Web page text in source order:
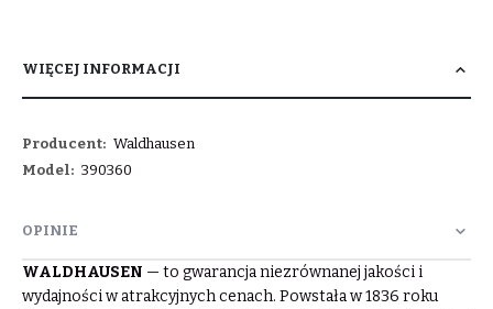
WIĘCEJ INFORMACJI
Więcej
informacji
Waldhausen
390360
OPINIE
WALDHAUSEN — to gwarancja niezrównanej jakości i
wydajności w atrakcyjnych cenach. Powstała w 1836 roku